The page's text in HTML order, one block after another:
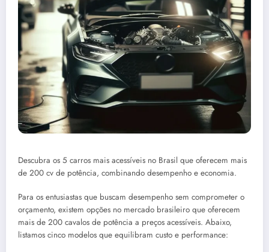
Descubra os 5 carros mais acessíveis no Brasil que oferecem mais
de 200 cv de potência, combinando desempenho e economia.
Para os entusiastas que buscam desempenho sem comprometer o
orçamento, existem opções no mercado brasileiro que oferecem
mais de 200 cavalos de potência a preços acessíveis. Abaixo,
listamos cinco modelos que equilibram custo e performance: